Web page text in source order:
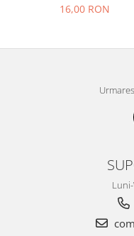
16,00 RON